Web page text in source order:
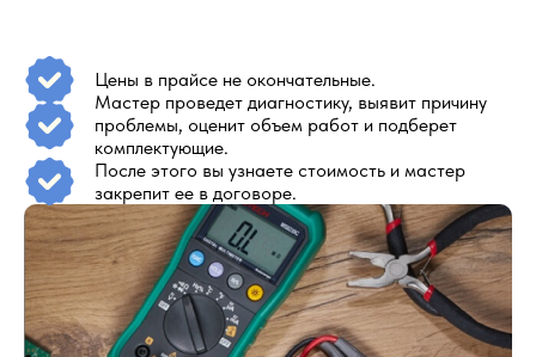
Цены в прайсе не окончательные.
Мастер проведет диагностику, выявит причину
проблемы, оценит объем работ и подберет
комплектующие.
После этого вы узнаете стоимость и мастер
закрепит ее в договоре.